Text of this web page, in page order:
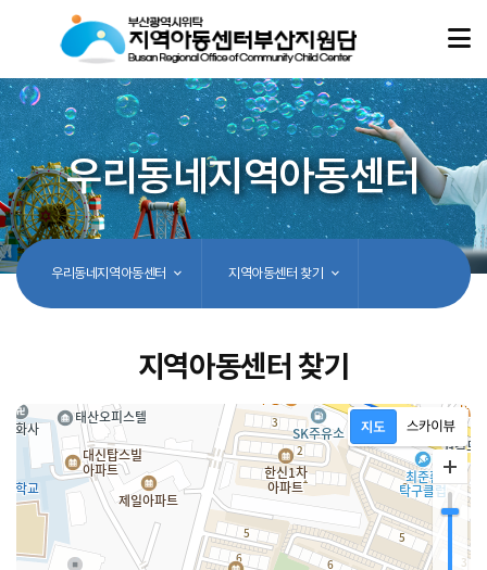
우리동네지역아동센터
우리동네지역아동센터 지역아동센터 찾기
지역아동센터 찾기